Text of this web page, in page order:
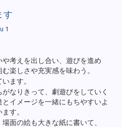
す
1
考えを出し合い、遊びを進め
楽しさや充実感を味わう。
ます。
なりきって、劇遊びをしていく
イメージを一緒にもちやすいよ
す。
面の絵も大きな紙に書いて、